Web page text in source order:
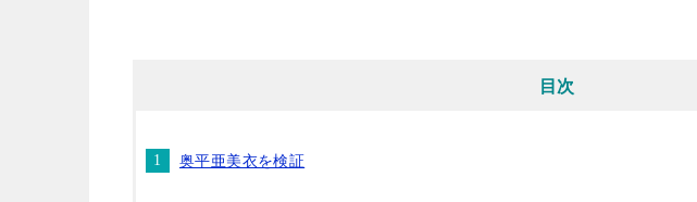
目次
奥平亜美衣を検証